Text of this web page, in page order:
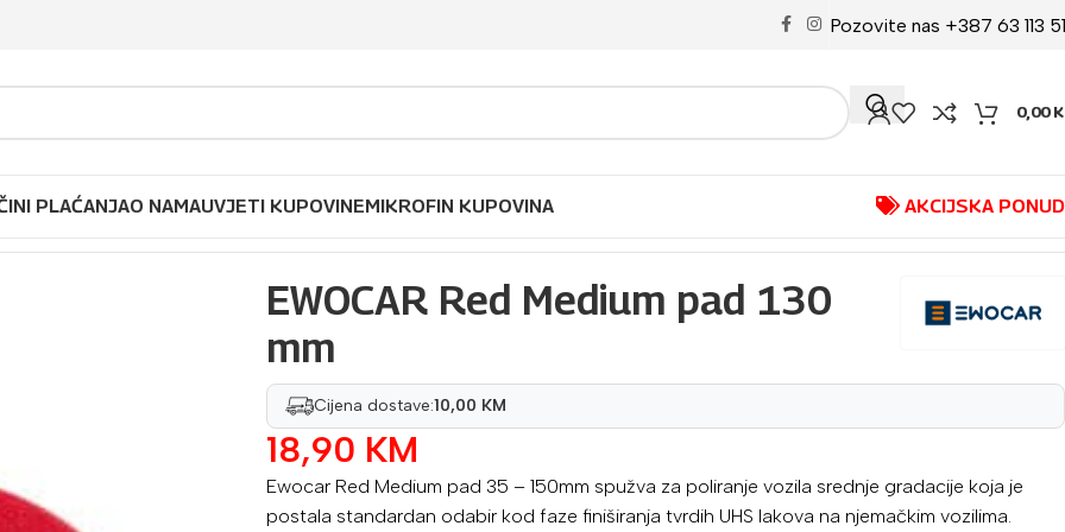
Pozovite nas +387 63 113
0,00
PLAĆANJAO NAMAUVJETI KUPOVINEMIKROFIN KUPOVINA AKCIJSKA
EWOCAR Red Medium pad 130
mm
Cijena dostave:10,00 KM
18,90 KM
Ewocar Red Medium pad 35 – 150mm spužva za poliranje vozila srednje gradacije koja je
postala standardan odabir kod faze finiširanja tvrdih UHS lakova na njemačkim vozilima.